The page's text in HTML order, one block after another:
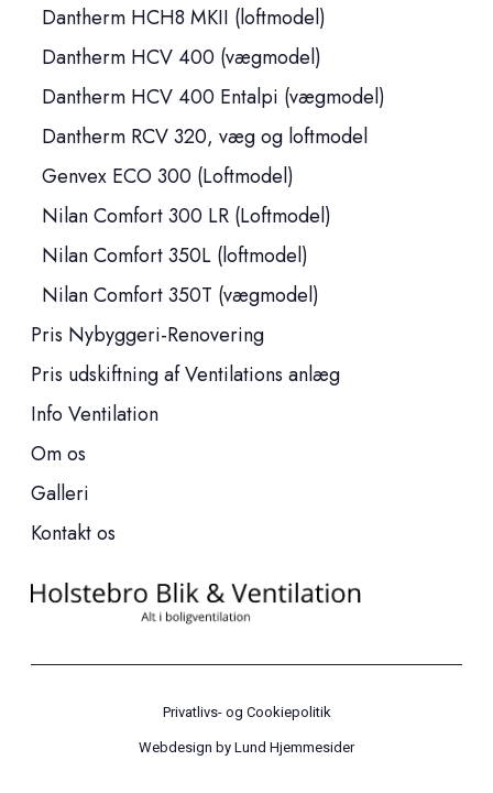
Dantherm HCH8 MKII (loftmodel)
Dantherm HCV 400 (vægmodel)
Dantherm HCV 400 Entalpi (vægmodel)
Dantherm RCV 320, væg og loftmodel
Genvex ECO 300 (Loftmodel)
Nilan Comfort 300 LR (Loftmodel)
Nilan Comfort 350L (loftmodel)
Nilan Comfort 350T (vægmodel)
Pris Nybyggeri-Renovering
Pris udskiftning af Ventilations anlæg
Info Ventilation
Om os
Galleri
Kontakt os
Privatlivs- og Cookiepolitik
Webdesign by Lund Hjemmesider